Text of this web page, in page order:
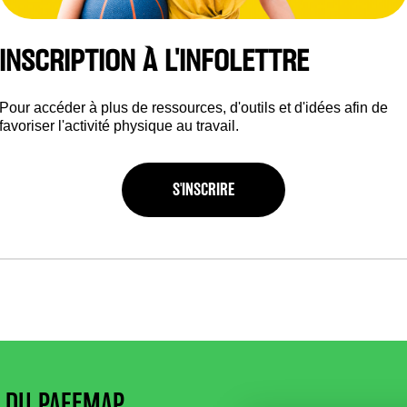
Charles-Lemoyne, Longueuil et Saint-Lambert,
Global Excel, Sherbrooke, Estrie
, Saint-Félix-de-Valois, Lanaudière
INSCRIPTION À L'INFOLETTRE
Pour accéder à plus de ressources, d'outils et d'idées afin de
favoriser l'activité physique au travail.
S'INSCRIRE